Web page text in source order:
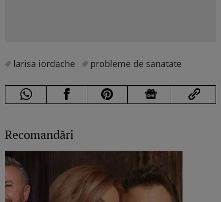
larisa iordache probleme de sanatate
Recomandări